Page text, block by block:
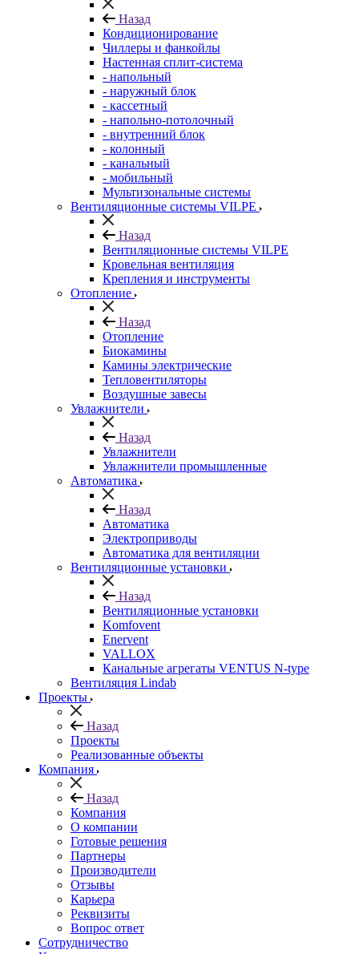
Назад
Кондиционирование
Чиллеры и фанкойлы
Настенная сплит-система
- напольный
- наружный блок
- кассетный
- напольно-потолочный
- внутренний блок
- колонный
- канальный
- мобильный
Мультизональные системы
Вентиляционные системы VILPE
Назад
Вентиляционные системы VILPE
Кровельная вентиляция
Крепления и инструменты
Отопление
Назад
Отопление
Биокамины
Камины электрические
Тепловентиляторы
Воздушные завесы
Увлажнители
Назад
Увлажнители
Увлажнители промышленные
Автоматика
Назад
Автоматика
Электроприводы
Автоматика для вентиляции
Вентиляционные установки
Назад
Вентиляционные установки
Komfovent
Enervent
VALLOX
Канальные агрегаты VENTUS N-type
Вентиляция Lindab
Проекты
Назад
Проекты
Реализованные объекты
Компания
Назад
Компания
О компании
Готовые решения
Партнеры
Производители
Отзывы
Карьера
Реквизиты
Вопрос ответ
Сотрудничество